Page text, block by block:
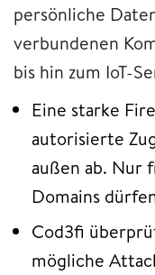
persönliche
verbundenen
bis hin zum IoT-
Eine starke
autorisierte
außen ab. Nur
Domains
Cod3fi
mögliche